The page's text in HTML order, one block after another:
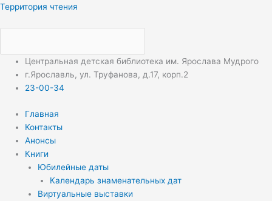
Перейти
Территория чтения
Центральная детская библиотека им. Ярослава Мудрого
г.Ярославль, ул. Труфанова, д.17, корп.2
23-00-34
Меню
Главная
Контакты
Анонсы
Книги
Юбилейные даты
Календарь знаменательных дат
Виртуальные выставки
Меню